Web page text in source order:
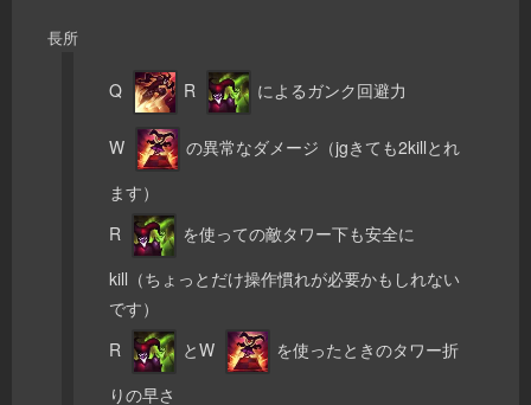
長所
Q R によるガンク回避力
W
の異常なダメージ（jgきても2killとれ
ます）
R
を使っての敵タワー下も安全に
kill（ちょっとだけ操作慣れが必要かもしれない
です）
R
とW
を使ったときのタワー折
りの早さ